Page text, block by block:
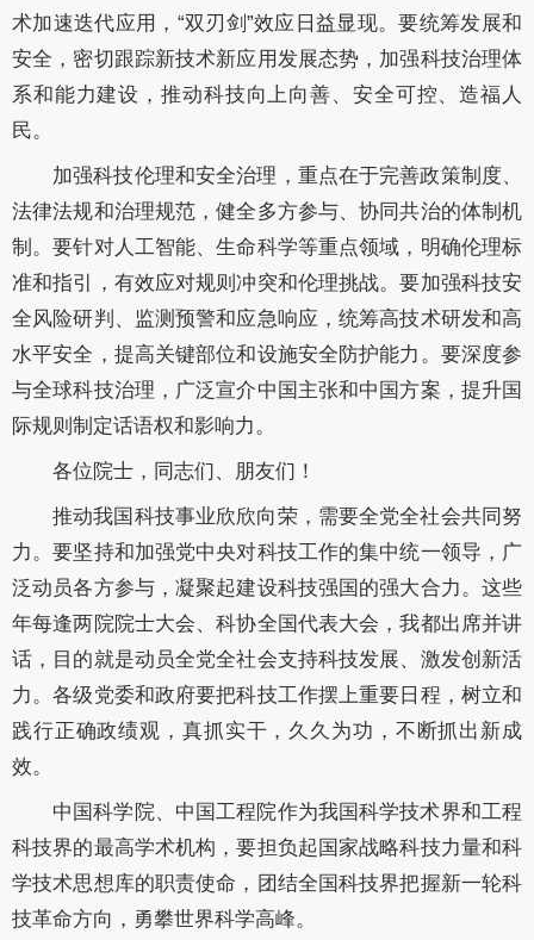
术加速迭代应用，“双刃剑”效应日益显现。要统筹发展和
安全，密切跟踪新技术新应用发展态势，加强科技治理体
系和能力建设，推动科技向上向善、安全可控、造福人
民。
加强科技伦理和安全治理，重点在于完善政策制度、
法律法规和治理规范，健全多方参与、协同共治的体制机
制。要针对人工智能、生命科学等重点领域，明确伦理标
准和指引，有效应对规则冲突和伦理挑战。要加强科技安
全风险研判、监测预警和应急响应，统筹高技术研发和高
水平安全，提高关键部位和设施安全防护能力。要深度参
与全球科技治理，广泛宣介中国主张和中国方案，提升国
际规则制定话语权和影响力。
各位院士，同志们、朋友们！
推动我国科技事业欣欣向荣，需要全党全社会共同努
力。要坚持和加强党中央对科技工作的集中统一领导，广
泛动员各方参与，凝聚起建设科技强国的强大合力。这些
年每逢两院院士大会、科协全国代表大会，我都出席并讲
话，目的就是动员全党全社会支持科技发展、激发创新活
力。各级党委和政府要把科技工作摆上重要日程，树立和
践行正确政绩观，真抓实干，久久为功，不断抓出新成
效。
中国科学院、中国工程院作为我国科学技术界和工程
科技界的最高学术机构，要担负起国家战略科技力量和科
学技术思想库的职责使命，团结全国科技界把握新一轮科
技革命方向，勇攀世界科学高峰。